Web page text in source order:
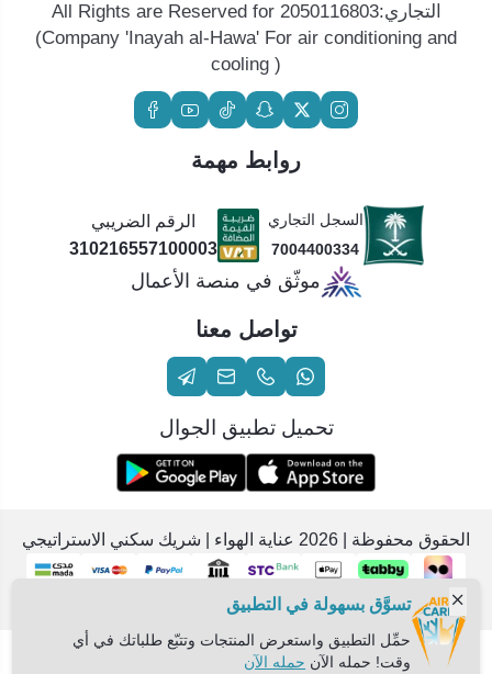
التجاري:2050116803 All Rights are Reserved for
(Company 'Inayah al-Hawa' For air conditioning and
cooling )
روابط مهمة
السجل التجاري
7004400334
الرقم الضريبي
310216557100003
موثّق في منصة الأعمال
تواصل معنا
تحميل تطبيق الجوال
الحقوق محفوظة | 2026 عناية الهواء | شريك سكني الاستراتيجي
تسوَّق بسهولة في التطبيق
حمِّل التطبيق واستعرض المنتجات وتتبّع طلباتك في أي
وقت! حمله الآن حمله الآن